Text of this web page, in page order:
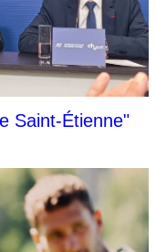
Saint-Étienne"